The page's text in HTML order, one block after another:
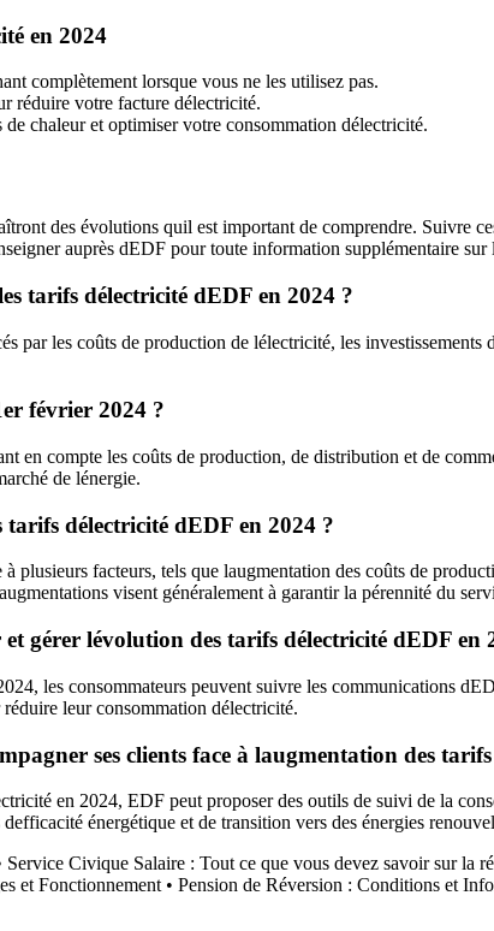
en 2024
complètement lorsque vous ne les utilisez pas.
réduire votre facture délectricité.
chaleur et optimiser votre consommation délectricité.
des évolutions quil est important de comprendre. Suivre
auprès dEDF pour toute information supplémentaire sur
tarifs délectricité dEDF en 2024 ?
les coûts de production de lélectricité, les investissements
février 2024 ?
en compte les coûts de production, de distribution et de
de lénergie.
délectricité dEDF en 2024 ?
facteurs, tels que laugmentation des coûts de
visent généralement à garantir la pérennité du
gérer lévolution des tarifs délectricité dEDF en
les consommateurs peuvent suivre les communications
leur consommation délectricité.
ses clients face à laugmentation des
en 2024, EDF peut proposer des outils de suivi de la
énergétique et de transition vers des énergies
Service Civique Salaire : Tout ce que vous devez savoir sur la
et Fonctionnement • Pension de Réversion : Conditions et